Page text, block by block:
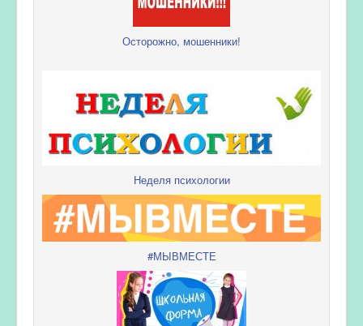
Осторожно, мошенники!
Неделя психологии
#МЫВМЕСТЕ